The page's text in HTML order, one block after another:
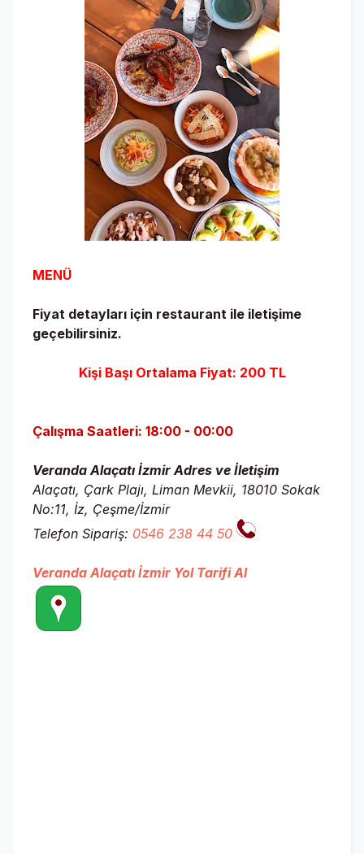
MENÜ
Fiyat detayları için restaurant ile iletişime
geçebilirsiniz.
Kişi Başı Ortalama Fiyat: 200 TL
Çalışma Saatleri: 18:00 - 00:00
Veranda Alaçatı İzmir Adres ve İletişim
Alaçatı, Çark Plajı, Liman Mevkii, 18010 Sokak
No:11, İz, Çeşme/İzmir
Telefon Sipariş: 0546 238 44 50
Veranda Alaçatı İzmir Yol Tarifi Al